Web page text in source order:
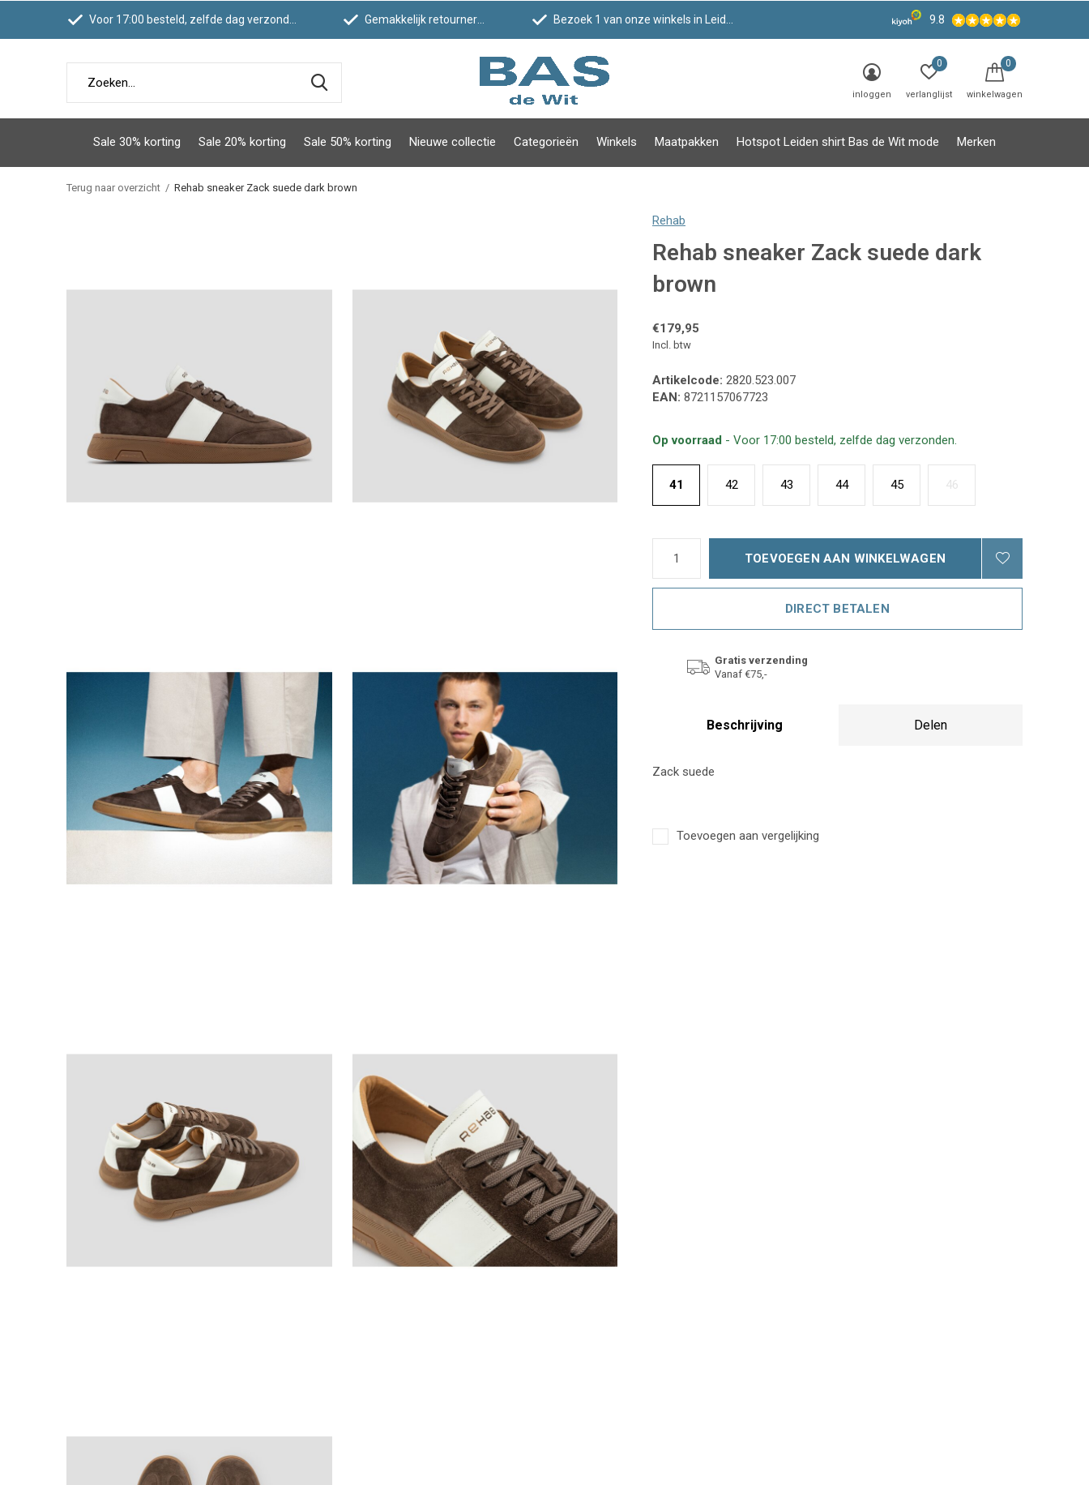
Sale 30% korting Sale 20% korting Sale 50% korting Nieuwe collectie Categorieën Winkels Maatpakken Hotspot Leiden shirt Bas de Wit mode Merken
inloggen verlanglijst
0
winkelwagen
0
Voor 17:00 besteld, zelfde dag verzonden Gemakkelijk retourneren Bezoek 1 van onze winkels in Leiden! 9.8
Terug naar overzicht Rehab sneaker Zack suede dark brown
Rehab
Rehab sneaker Zack suede dark
brown
€179,95
Incl. btw
Artikelcode: 2820.523.007
EAN: 8721157067723
Op voorraad - Voor 17:00 besteld, zelfde dag verzonden.
41 42 43 44 45 46
TOEVOEGEN AAN WINKELWAGEN
DIRECT BETALEN
Gratis verzending
Vanaf €75,-
Beschrijving Delen
Zack suede
Toevoegen aan vergelijking